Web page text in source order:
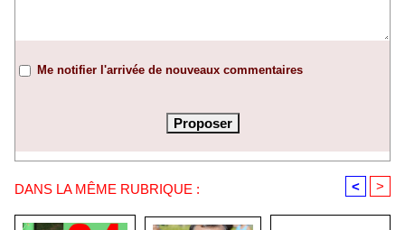
Me notifier l'arrivée de nouveaux commentaires
DANS LA MÊME RUBRIQUE : < >